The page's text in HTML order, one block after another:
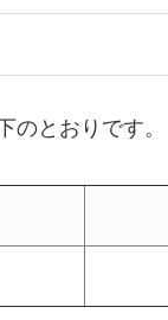
のとおりです。